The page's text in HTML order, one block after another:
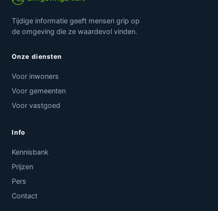
Tijdige informatie geeft mensen grip op
de omgeving die ze waardevol vinden.
Onze diensten
Voor inwoners
Voor gemeenten
Voor vastgoed
Info
Kennisbank
Prijzen
Pers
Contact